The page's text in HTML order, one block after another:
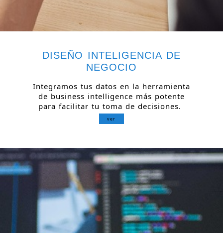
DISEÑO INTELIGENCIA DE
NEGOCIO
Integramos tus datos en la herramienta
de business intelligence más potente
para facilitar tu toma de decisiones.
ver